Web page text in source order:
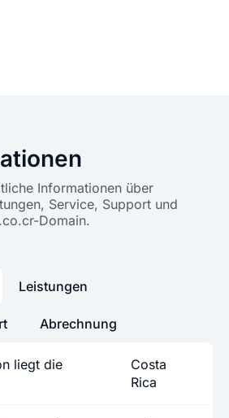
Informationen über
Service, Support und
Domain.
liegt die
Costa
Rica
Leistungen
Abrechnung